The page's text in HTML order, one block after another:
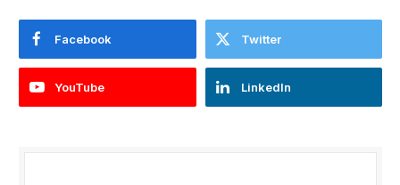
Facebook Twitter
YouTube LinkedIn